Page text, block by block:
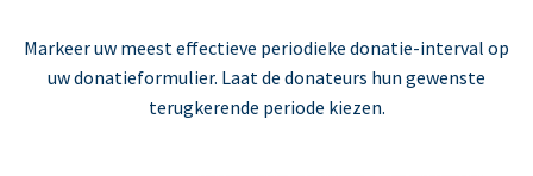
Markeer uw meest effectieve periodieke donatie-interval op
uw donatieformulier. Laat de donateurs hun gewenste
terugkerende periode kiezen.